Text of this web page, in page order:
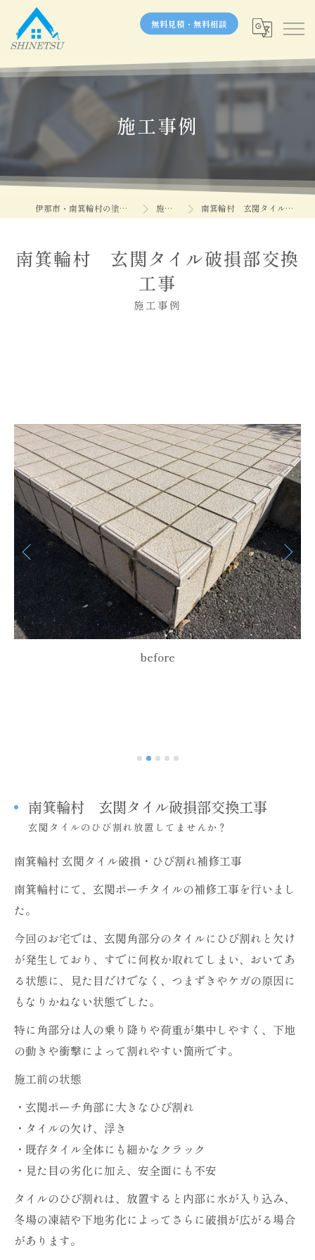
無料見積・無料相談
施工事例
伊那市・南箕輪村の塗装なら信越塗装 施工事例 南箕輪村 玄関タイル破損部交換工事
施工事例
南箕輪村 玄関タイル破損部交換
工事
before
南箕輪村 玄関タイル破損部交換工事
玄関タイルのひび割れ放置してませんか？
南箕輪村 玄関タイル破損・ひび割れ補修工事
南箕輪村にて、玄関ポーチタイルの補修工事を行いまし
た。
今回のお宅では、玄関角部分のタイルにひび割れと欠け
が発生しており、すでに何枚か取れてしまい、おいてあ
る状態に、見た目だけでなく、つまずきやケガの原因に
もなりかねない状態でした。
特に角部分は人の乗り降りや荷重が集中しやすく、下地
の動きや衝撃によって割れやすい箇所です。
施工前の状態
・玄関ポーチ角部に大きなひび割れ
・タイルの欠け、浮き
・既存タイル全体にも細かなクラック
・見た目の劣化に加え、安全面にも不安
タイルのひび割れは、放置すると内部に水が入り込み、
冬場の凍結や下地劣化によってさらに破損が広がる場合
があります。